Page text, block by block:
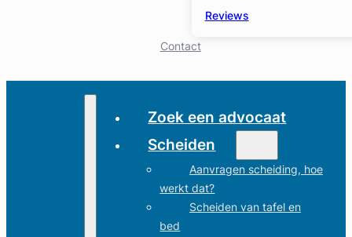
Reviews
Contact
Zoek een advocaat
Scheiden
Aanvragen scheiding, hoe
werkt dat?
Scheiden van tafel en
bed